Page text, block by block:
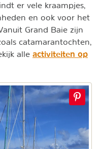
er vele kraampjes,
en ook voor het
Grand Baie zijn
catamarantochten,
alle activiteiten op